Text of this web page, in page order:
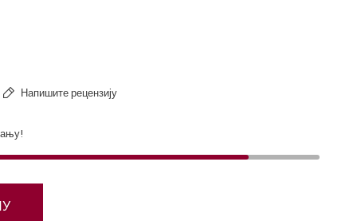
Напишите рецензију